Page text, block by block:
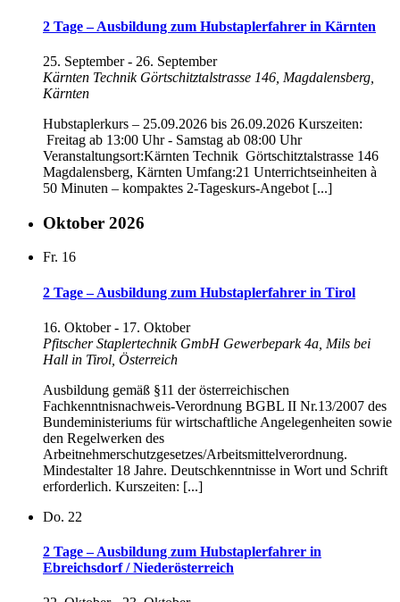
2 Tage – Ausbildung zum Hubstaplerfahrer in Kärnten
25. September- 26. September
Kärnten Technik Görtschitztalstrasse 146, Magdalensberg,
Kärnten
Hubstaplerkurs – 25.09.2026 bis 26.09.2026 Kurszeiten:
Freitag ab 13:00 Uhr - Samstag ab 08:00 Uhr
Veranstaltungsort:Kärnten Technik Görtschitztalstrasse 146
Magdalensberg, Kärnten Umfang:21 Unterrichtseinheiten à
50 Minuten – kompaktes 2-Tageskurs-Angebot [...]
Oktober 2026
Fr. 16
2 Tage – Ausbildung zum Hubstaplerfahrer in Tirol
16. Oktober- 17. Oktober
Pfitscher Staplertechnik GmbH Gewerbepark 4a, Mils bei
Hall in Tirol, Österreich
Ausbildung gemäß §11 der österreichischen
Fachkenntnisnachweis-Verordnung BGBL II Nr.13/2007 des
Bundeministeriums für wirtschaftliche Angelegenheiten sowie
den Regelwerken des
Arbeitnehmerschutzgesetzes/Arbeitsmittelverordnung.
Mindestalter 18 Jahre. Deutschkenntnisse in Wort und Schrift
erforderlich. Kurszeiten: [...]
Do. 22
2 Tage – Ausbildung zum Hubstaplerfahrer in
Ebreichsdorf / Niederösterreich